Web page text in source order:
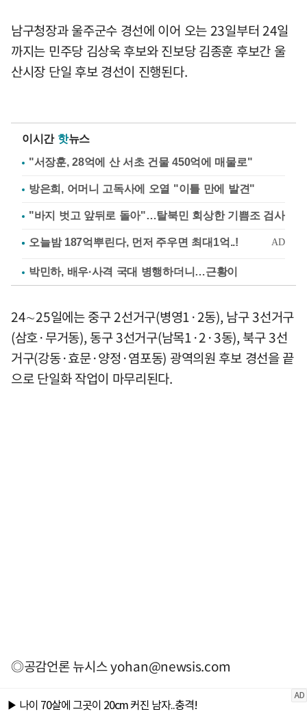
남구청장과 울주군수 경선에 이어 오는 23일부터 24일
까지는 민주당 김상욱 후보와 진보당 김종훈 후보간 울
산시장 단일 후보 경선이 진행된다.
이시간 핫뉴스
"서장훈, 28억에 산 서초 건물 450억에 매물로"
방은희, 어머니 고독사에 오열 "이틀 만에 발견"
"바지 벗고 앞뒤로 돌아"…탈북민 회상한 기쁨조 검사
박민하, 배우·사격 국대 병행하더니…근황이
24∼25일에는 중구 2선거구(병영1·2동), 남구 3선거구
(삼호·무거동), 동구 3선거구(남목1·2·3동), 북구 3선
거구(강동·효문·양정·염포동) 광역의원 후보 경선을 끝
으로 단일화 작업이 마무리된다.
◎공감언론 뉴시스yohan@newsis.com